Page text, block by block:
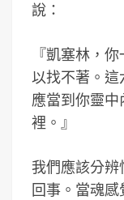
說：
『凱塞林，
以找不著。
應當到你靈
裡。』
我們應該分
回事。當魂